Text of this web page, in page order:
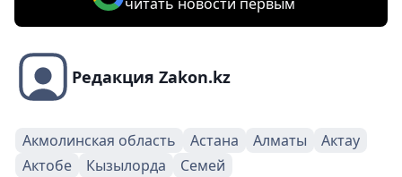
Редакция Zakon.kz
Акмолинская область Астана Алматы
Актау
Актобе
Кызылорда Семей